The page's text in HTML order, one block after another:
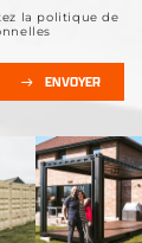
la politique de
ENVOYER